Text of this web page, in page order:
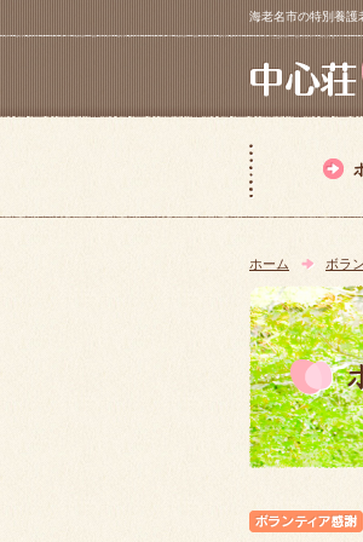
海老名市の特別養
ホーム ボラ